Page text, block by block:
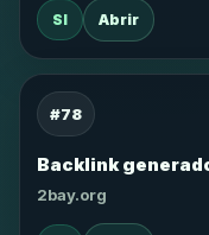
SI Abrir
#78
Backlink
2bay.org